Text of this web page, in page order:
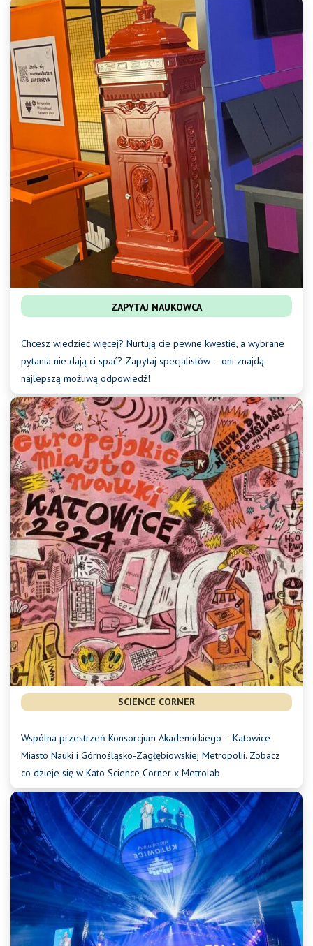
ZAPYTAJ NAUKOWCA
Chcesz wiedzieć więcej? Nurtują cie pewne kwestie, a wybrane
pytania nie dają ci spać? Zapytaj specjalistów – oni znajdą
najlepszą możliwą odpowiedź!
SCIENCE CORNER
Wspólna przestrzeń Konsorcjum Akademickiego – Katowice
Miasto Nauki i Górnośląsko-Zagłębiowskiej Metropolii. Zobacz
co dzieje się w Kato Science Corner x Metrolab